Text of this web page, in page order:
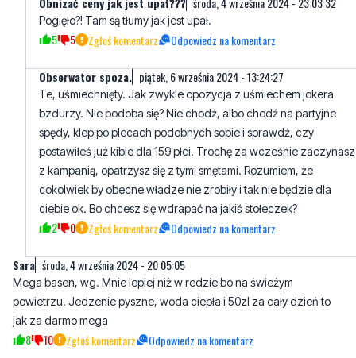
Obserwator spoza. piątek, 6 września 2024 - 13:24:27
Te, uśmiechnięty. Jak zwykle opozycja z uśmiechem jokera
spędy, klep po plecach podobnych sobie i sprawdź, czy
postawiłeś już kible dla 159 płci. Trochę za wcześnie zaczynasz
z kampanią, opatrzysz się z tymi smętami. Rozumiem, że
cokolwiek by obecne władze nie zrobiły i tak nie będzie dla
ciebie ok. Bo chcesz się wdrapać na jakiś stołeczek?
2 0 Zgłoś komentarz Odpowiedz na komentarz
środa, 4 września 2024 - 20:05:05
Mega basen, wg. Mnie lepiej niż w redzie bo na świeżym
jak za darmo mega
8 10 Zgłoś komentarz Odpowiedz na komentarz
czwartek, 5 września 2024 - 03:00:54
Lepiej niż w Redzie? bo na świeżym powietrzu? a jak nie ma